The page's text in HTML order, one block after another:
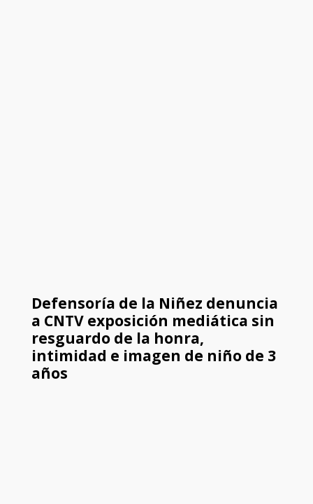
Defensoría de la Niñez denuncia
a CNTV exposición mediática sin
resguardo de la honra,
intimidad e imagen de niño de 3
años